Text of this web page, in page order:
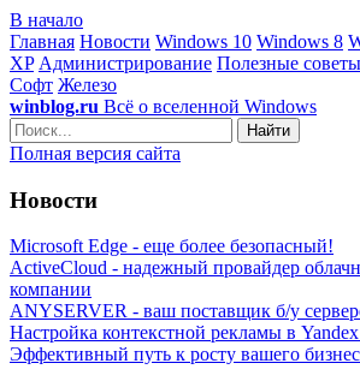
В начало
Главная Новости Windows 10 Windows 8
XP Администрирование Полезные советы
Софт Железо
winblog.ru Всё о вселенной Windows
Найти
Полная версия сайта
Новости
Microsoft Edge - еще более безопасный!
ActiveCloud - надежный провайдер
компании
ANYSERVER - ваш поставщик б/у
Настройка контекстной рекламы в
Эффективный путь к росту вашего